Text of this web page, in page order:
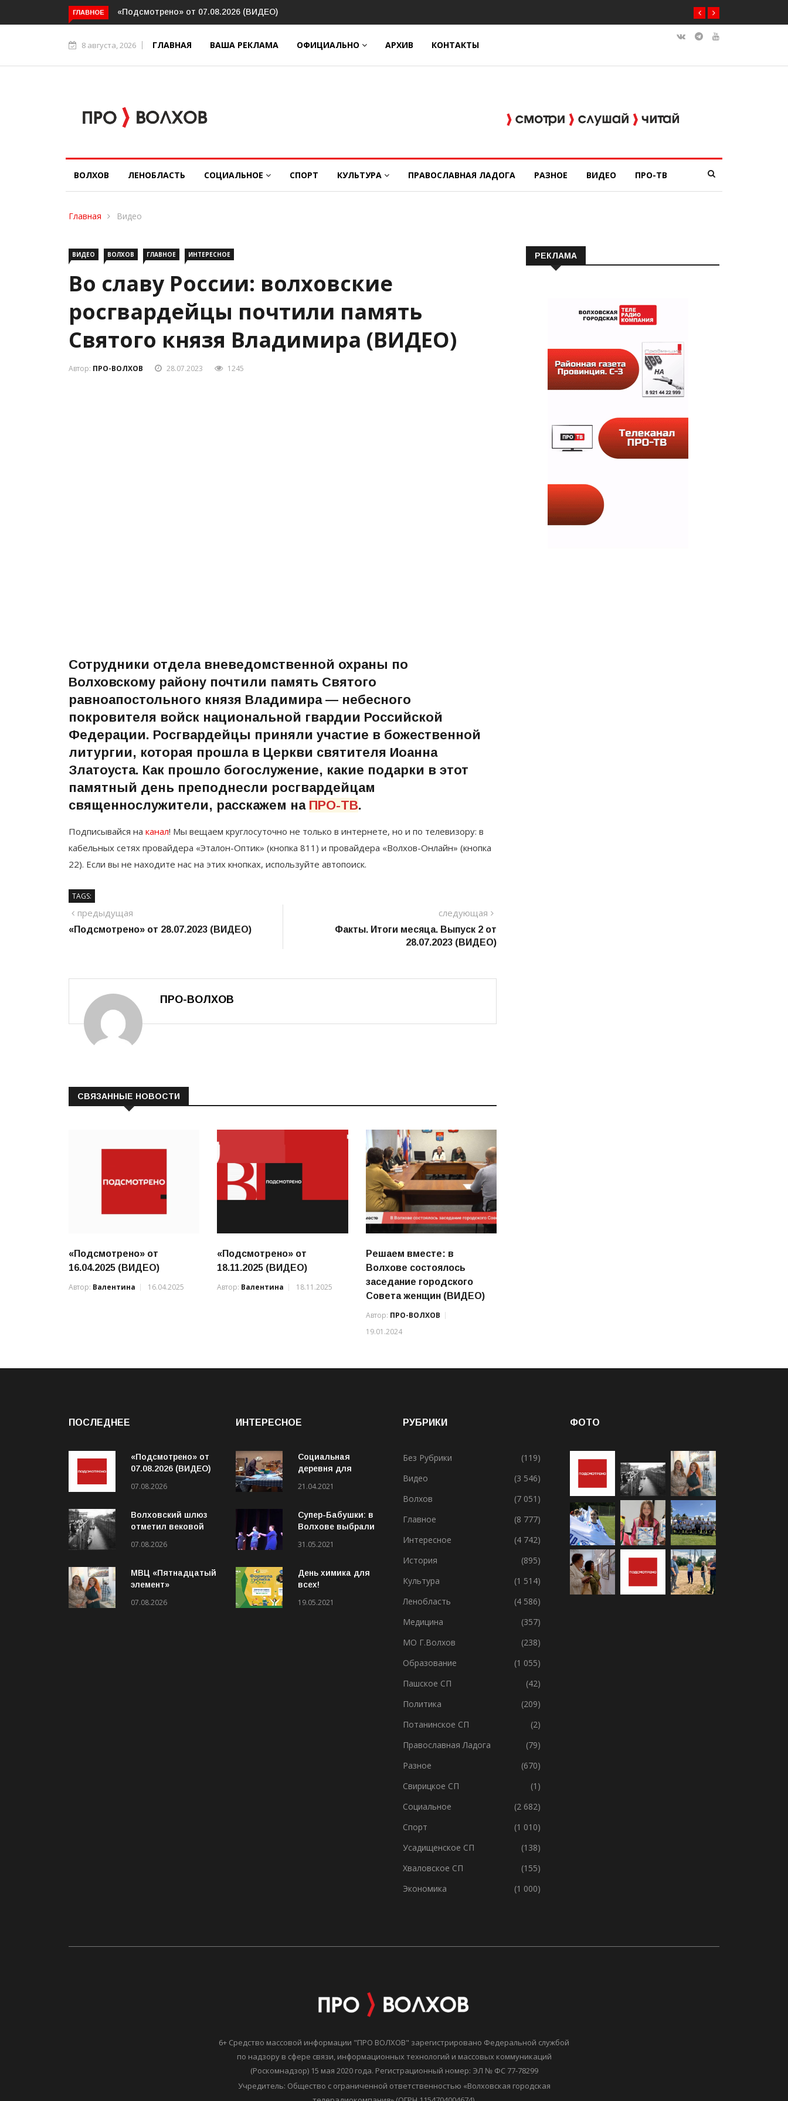
ГЛАВНОЕ
от 07.08.2026 (ВИДЕО)Волховский шлюз отметил вековой
юбилей
8 августа, 2026 ГЛАВНАЯ ВАША РЕКЛАМА ОФИЦИАЛЬНО АРХИВ КОНТАКТЫ
ВОЛХОВ ЛЕНОБЛАСТЬ СОЦИАЛЬНОЕ СПОРТ КУЛЬТУРА ПРАВОСЛАВНАЯ ЛАДОГА РАЗНОЕ ВИДЕО ПРО-ТВ
Главная Видео
ВИДЕО ВОЛХОВ ГЛАВНОЕ ИНТЕРЕСНОЕ
Во славу России: волховские
росгвардейцы почтили память
Святого князя Владимира (ВИДЕО)
Автор: ПРО-ВОЛХОВ 28.07.2023 1245
Сотрудники отдела вневедомственной охраны по
Волховскому району почтили память Святого
равноапостольного князя Владимира — небесного
покровителя войск национальной гвардии Российской
Федерации. Росгвардейцы приняли участие в божественной
литургии, которая прошла в Церкви святителя Иоанна
Златоуста. Как прошло богослужение, какие подарки в этот
памятный день преподнесли росгвардейцам
священнослужители, расскажем на ПРО-ТВ.
Подписывайся на канал! Мы вещаем круглосуточно не только в интернете, но и по телевизору: в
кабельных сетях провайдера «Эталон-Оптик» (кнопка 811) и провайдера «Волхов-Онлайн» (кнопка
22). Если вы не находите нас на этих кнопках, используйте автопоиск.
TAGS:
Навигация
по
предыдущая
«Подсмотрено» от 28.07.2023 (ВИДЕО)
следующая
Факты. Итоги месяца. Выпуск 2 от
28.07.2023 (ВИДЕО)
ПРО-ВОЛХОВ
СВЯЗАННЫЕ НОВОСТИ
«Подсмотрено» от
16.04.2025 (ВИДЕО)
Автор: Валентина 16.04.2025
«Подсмотрено» от
18.11.2025 (ВИДЕО)
Автор: Валентина 18.11.2025
Решаем вместе: в
Волхове состоялось
заседание городского
Совета женщин (ВИДЕО)
Автор: ПРО-ВОЛХОВ
19.01.2024
РЕКЛАМА
ПОСЛЕДНЕЕ
«Подсмотрено» от
07.08.2026 (ВИДЕО)
07.08.2026
Волховский шлюз
отметил вековой
07.08.2026
МВЦ «Пятнадцатый
элемент»
выставку «Два
07.08.2026
ИНТЕРЕСНОЕ
Социальная
деревня для
21.04.2021
Супер-Бабушки: в
Волхове выбрали
(ВИДЕО)
31.05.2021
День химика для
всех!
19.05.2021
РУБРИКИ
Без Рубрики
(119)
Видео
(3 546)
Волхов
(7 051)
Главное
(8 777)
Интересное
(4 742)
История
(895)
Культура
(1 514)
Ленобласть
(4 586)
Медицина
(357)
МО Г.Волхов
(238)
Образование
(1 055)
Пашское СП
(42)
Политика
(209)
Потанинское СП
(2)
Православная Ладога
(79)
Разное
(670)
Свирицкое СП
(1)
Социальное
(2 682)
Спорт
(1 010)
Усадищенское СП
(138)
Хваловское СП
(155)
Экономика
(1 000)
ФОТО
6+ Средство массовой информации "ПРО ВОЛХОВ" зарегистрировано Федеральной службой
по надзору в сфере связи, информационных технологий и массовых коммуникаций
(Роскомнадзор) 15 мая 2020 года. Регистрационный номер: ЭЛ № ФС 77-78299
Учредитель: Общество с ограниченной ответственностью «Волховская городская